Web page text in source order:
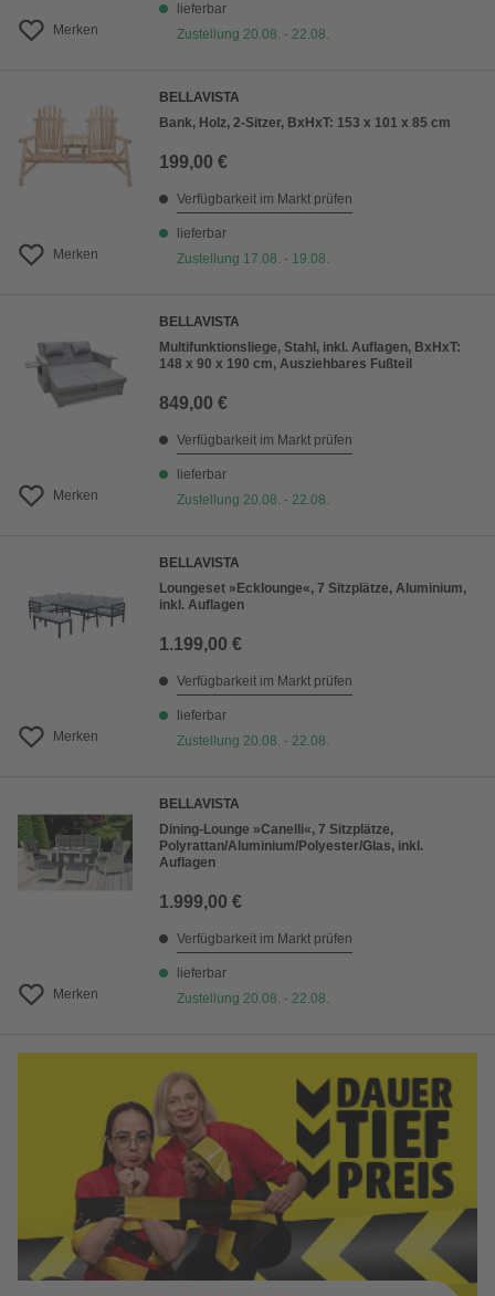
Merken
lieferbar
Zustellung 20.08. - 22.08.
Merken
BELLAVISTA
Bank, Holz, 2-Sitzer, BxHxT: 153 x 101 x 85 cm
199,00 €
Verfügbarkeit im Markt prüfen
lieferbar
Zustellung 17.08. - 19.08.
Merken
BELLAVISTA
Multifunktionsliege, Stahl, inkl. Auflagen, BxHxT:
148 x 90 x 190 cm, Ausziehbares Fußteil
849,00 €
Verfügbarkeit im Markt prüfen
lieferbar
Zustellung 20.08. - 22.08.
Merken
BELLAVISTA
Loungeset »Ecklounge«, 7 Sitzplätze, Aluminium,
inkl. Auflagen
1.199,00 €
Verfügbarkeit im Markt prüfen
lieferbar
Zustellung 20.08. - 22.08.
Merken
BELLAVISTA
Dining-Lounge »Canelli«, 7 Sitzplätze,
Polyrattan/Aluminium/Polyester/Glas, inkl.
Auflagen
1.999,00 €
Verfügbarkeit im Markt prüfen
lieferbar
Zustellung 20.08. - 22.08.